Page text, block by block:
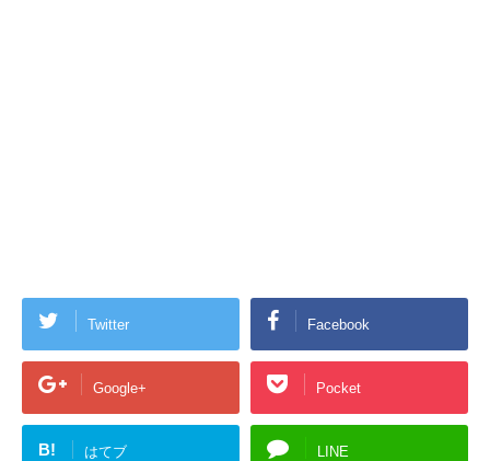
Twitter Facebook
Google+ Pocket
B! はてブ LINE